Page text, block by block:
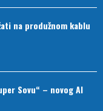
na produžnom kablu
Sovu“ – novog AI